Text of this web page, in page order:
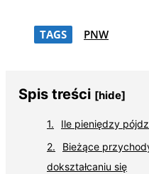
TAGS PNW
Spis treści [hide]
Ile pieniędzy
Bieżące
dokształcaniu się